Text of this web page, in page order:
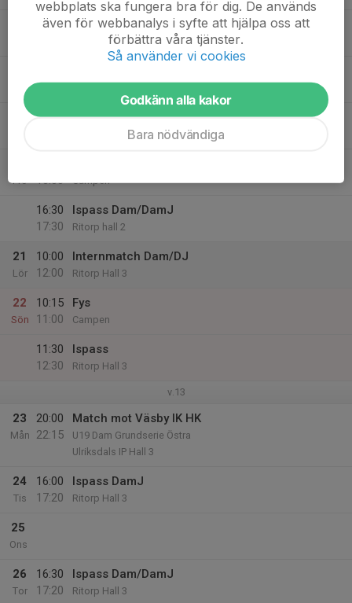
18:30
Ispass Dam/DJ
Ritorp Hall 3
Ons
16:30
Ispass
Fre
16:00
Campen
16:30
17:30
Ispass Dam/DamJ
Ritorp hall 2
21
Lör
10:00
12:00
Internmatch Dam/DJ
Ritorp Hall 3
22
Sön
10:15
11:00
Fys
Campen
11:30
12:30
Ispass
Ritorp Hall 3
v.13
23
Mån
20:00
22:15
Match mot Väsby IK HK
U19 Dam Grundserie Östra
Ulriksdals IP Hall 3
24
Tis
16:00
17:20
Ispass DamJ
Ritorp Hall 3
25
Ons
26
Tor
16:30
17:20
Ispass Dam/DamJ
Ritorp Hall 3
webbplats ska fungera bra för dig. De används
även för webbanalys i syfte att hjälpa oss att
förbättra våra tjänster.
Så använder vi cookies
Godkänn alla kakor
Bara nödvändiga